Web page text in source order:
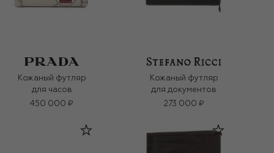
Кожаный футляр
для часов
450 000 ₽
Кожаный футляр
для документов
273 000 ₽